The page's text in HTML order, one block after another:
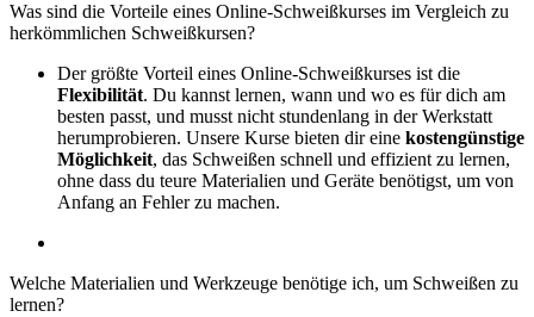
Was sind die Vorteile eines Online-Schweißkurses im Vergleich zu
herkömmlichen Schweißkursen?
Der größte Vorteil eines Online-Schweißkurses ist die
Flexibilität. Du kannst lernen, wann und wo es für dich am
besten passt, und musst nicht stundenlang in der Werkstatt
herumprobieren. Unsere Kurse bieten dir eine kostengünstige
Möglichkeit, das Schweißen schnell und effizient zu lernen,
ohne dass du teure Materialien und Geräte benötigst, um von
Anfang an Fehler zu machen.
Welche Materialien und Werkzeuge benötige ich, um Schweißen zu
lernen?